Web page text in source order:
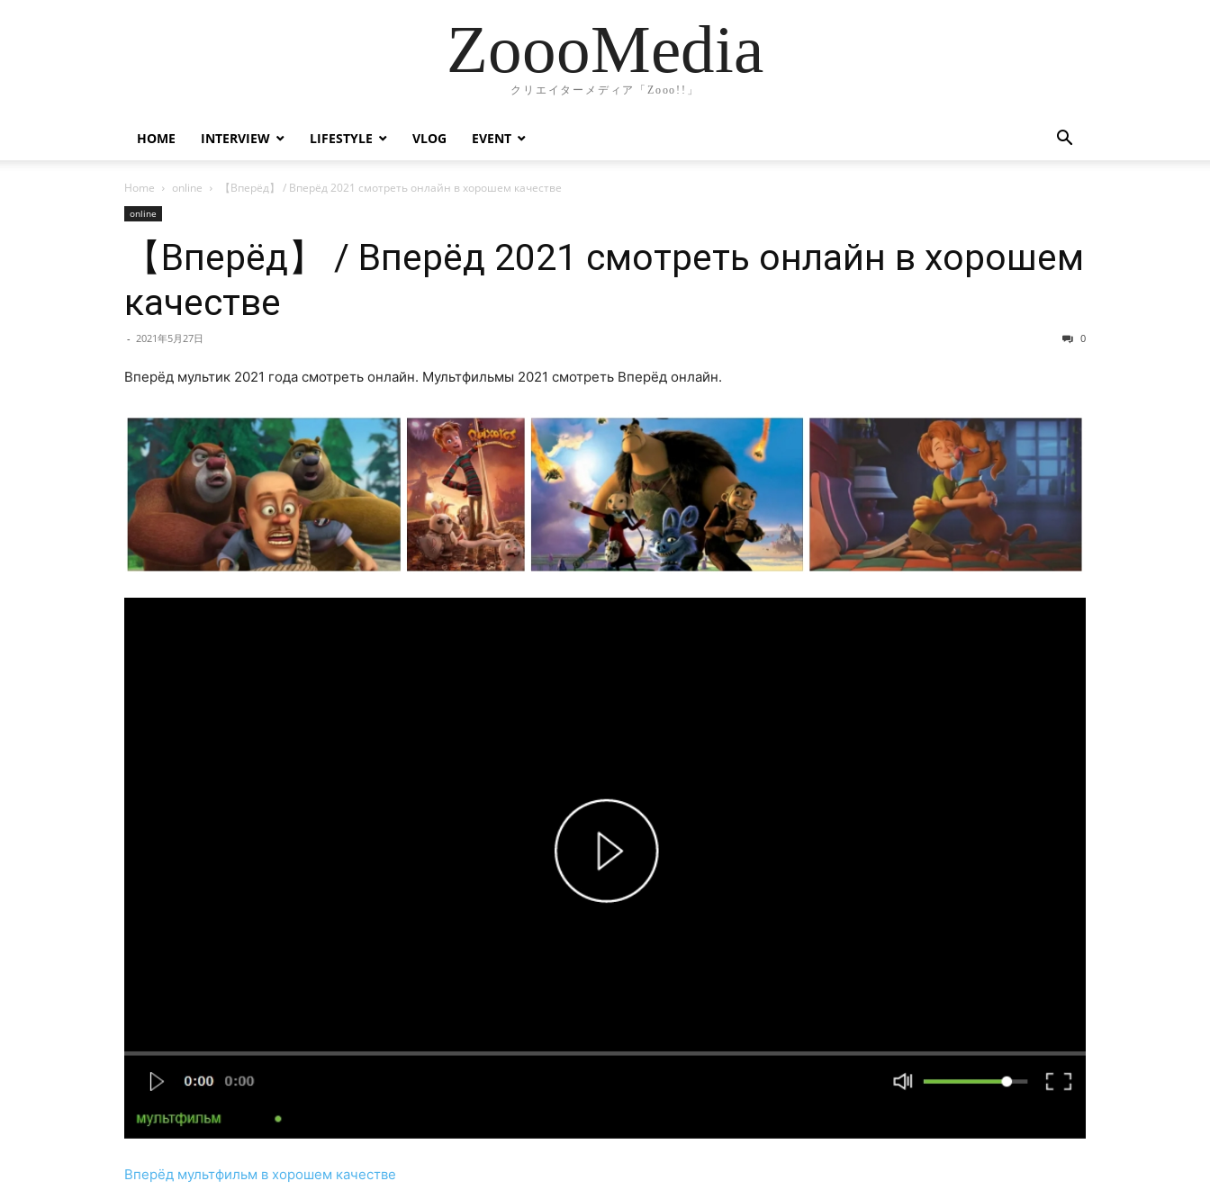
ZoooMedia
クリエイターメディア「Zooo!!」
HOME INTERVIEW LIFESTYLE VLOG EVENT
Home online 【Вперёд】 / Вперёд 2021 смотреть онлайн в хорошем качестве
online
【Вперёд】 / Вперёд 2021 смотреть онлайн в хорошем
качестве
- 2021年5月27日 0
Вперёд мультик 2021 года смотреть онлайн. Мультфильмы 2021 смотреть Вперёд онлайн.
Вперёд мультфильм в хорошем качестве